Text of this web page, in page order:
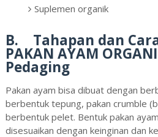
Suplemen organik
B. Tahapan dan
PAKAN AYAM
Pedaging
Pakan ayam bisa dibuat dengan
berbentuk tepung, pakan crumble
berbentuk pelet. Bentuk pakan
disesuaikan dengan keinginan dan